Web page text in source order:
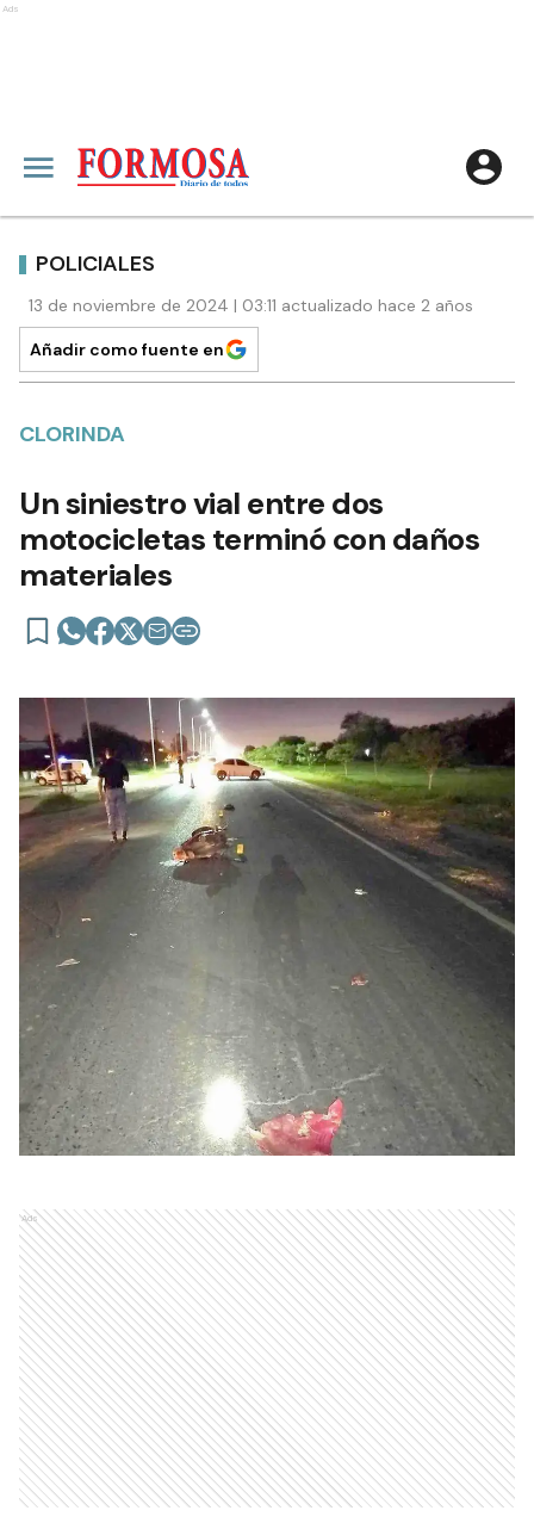
Ads
POLICIALES
13 de noviembre de 2024 | 03:11 actualizado hace 2 años
Añadir como fuente en
CLORINDA
Un siniestro vial entre dos
motocicletas terminó con daños
materiales
Ads